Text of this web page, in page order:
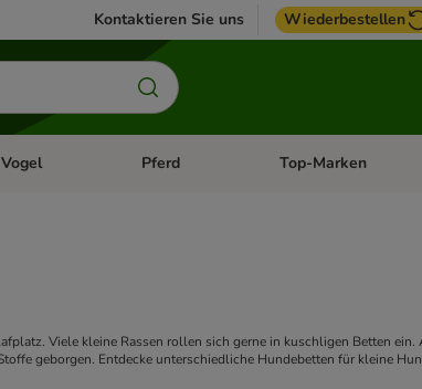
Kontaktieren Sie uns Wiederbestellen
KleintierMenü öffnen: Fisch
Vogel Kategorie-Menü öffnen: Vogel
Pferd Kategorie-Menü
Top-Marken
Viele kleine Rassen rollen sich gerne in kuschligen Betten ein.
geborgen. Entdecke unterschiedliche Hundebetten für kleine